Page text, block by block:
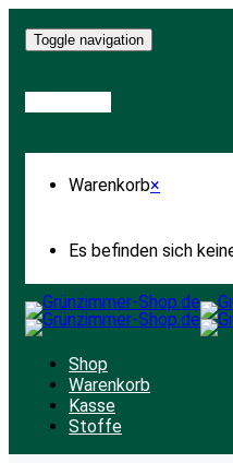
Toggle navigation
Warenkorb×
Es befinden sich
Shop
Warenkorb
Kasse
Stoffe